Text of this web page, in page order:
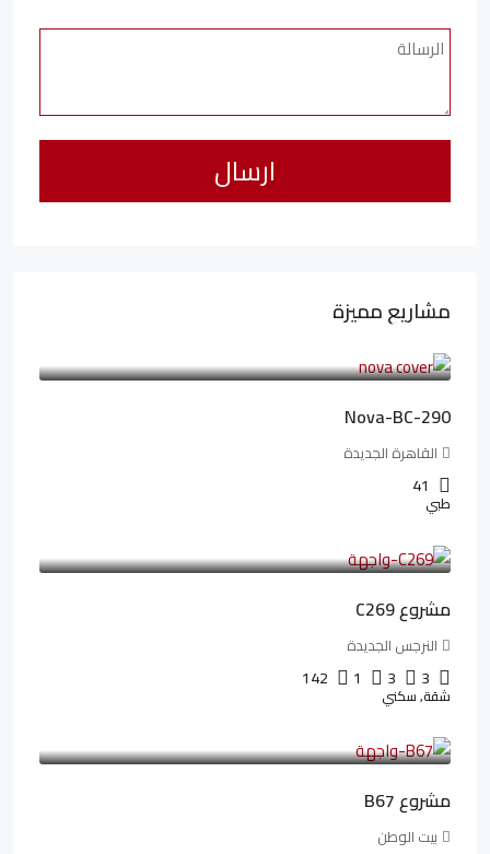
مشاريع مميزة
6,323,076LE
Nova-BC-290
القاهرة الجديدة
41
طبي
4,402,000LE
مشروع C269
النرجس الجديدة
3
3
1
142
شقة, سكني
4,550,000LE
مشروع B67
بيت الوطن